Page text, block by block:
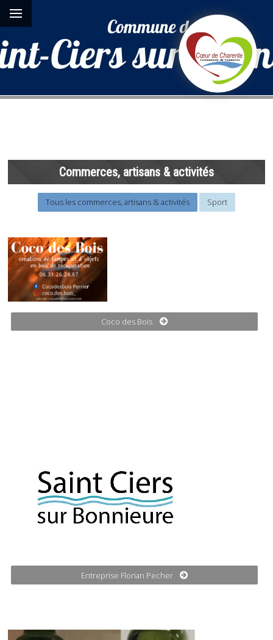
Commerces, artisans & activités
Tous les commerces, artisans & activités Sport
Coco des Bois
Entreprise Florian Pecher